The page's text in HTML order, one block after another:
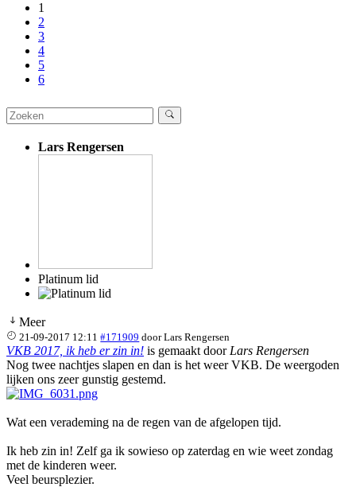
1
2
3
4
5
6
Lars Rengersen
Platinum lid
Meer
21-09-2017 12:11 #171909 doorLars Rengersen
VKB 2017, ik heb er zin in! is gemaakt door Lars Rengersen
Nog twee nachtjes slapen en dan is het weer VKB. De weergoden
lijken ons zeer gunstig gestemd.
Wat een verademing na de regen van de afgelopen tijd.
Ik heb zin in! Zelf ga ik sowieso op zaterdag en wie weet zondag
met de kinderen weer.
Veel beursplezier.